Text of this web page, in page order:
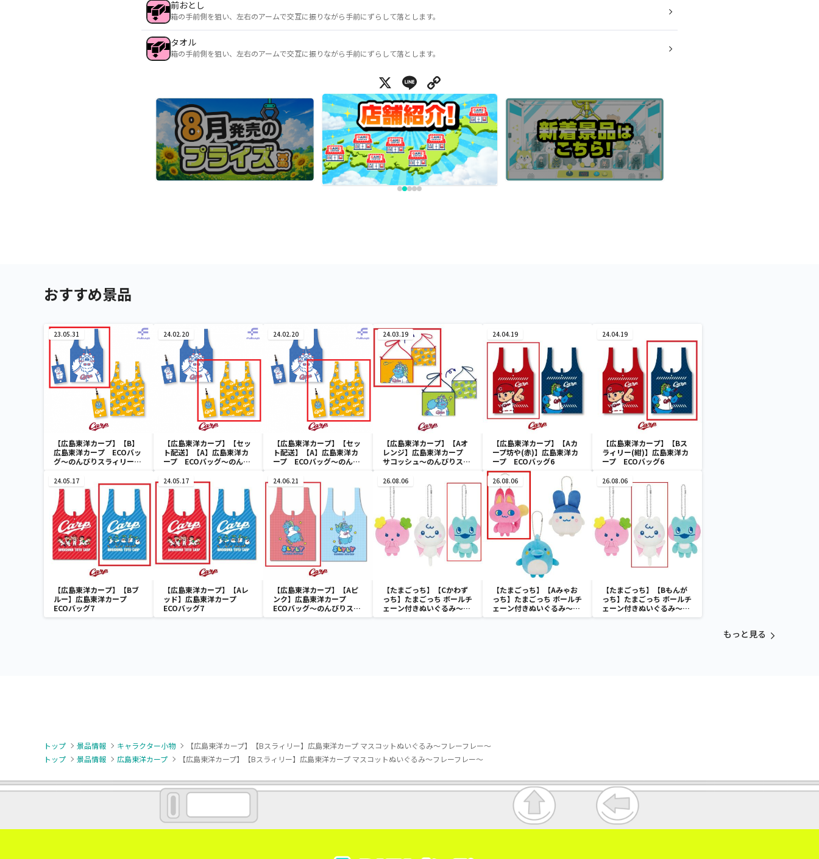
前おとし
箱の手前側を狙い、左右のアームで交互に振りながら手前にずらして落とします。
タオル
箱の手前側を狙い、左右のアームで交互に振りながら手前にずらして落とします。
X Line
おすすめ景品
23.05.31
【広島東洋カープ】【B】
広島東洋カープ ECOバッ
グ～のんびりスラィリー２
24.02.20
【広島東洋カープ】【セッ
ト配送】【A】広島東洋カ
ープ ECOバッグ～のんび
24.02.20
【広島東洋カープ】【セッ
ト配送】【A】広島東洋カ
ープ ECOバッグ～のんび
24.03.19
【広島東洋カープ】【Aオ
レンジ】広島東洋カープ
サコッシュ～のんびりスラ
24.04.19
【広島東洋カープ】【Aカ
ープ坊や(赤)】広島東洋カ
ープ ECOバッグ6
24.04.19
【広島東洋カープ】【Bス
ラィリー(紺)】広島東洋カ
ープ ECOバッグ6
24.05.17
【広島東洋カープ】【Bブ
ルー】広島東洋カープ
ECOバッグ7
24.05.17
【広島東洋カープ】【Aレ
ッド】広島東洋カープ
ECOバッグ7
24.06.21
【広島東洋カープ】【Aピ
ンク】広島東洋カープ
ECOバッグ～のんびりスラ
ィリー3～
26.08.06
【たまごっち】【Cかわず
っち】たまごっち ボールチ
ェーン付きぬいぐるみ～
Tamagotchi Paradise～
26.08.06
【たまごっち】【Aみゃお
っち】たまごっち ボールチ
ェーン付きぬいぐるみ～
Tamagotchi Paradise～
26.08.06
【たまごっち】【Bもんが
っち】たまごっち ボールチ
ェーン付きぬいぐるみ～
Tamagotchi Paradise～
もっと見る
トップ 景品情報 キャラクター小物
【広島東洋カープ】【Bスラィリー】広島東洋カープ マスコットぬいぐるみ～フレーフレー～
トップ
景品情報 広島東洋カープ 【広島東洋カープ】【Bスラィリー】広島東洋カープ マスコットぬいぐるみ～フレーフレー～